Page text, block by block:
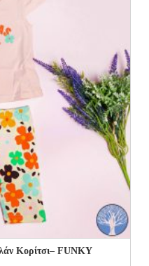
Κορίτσι– FUNKY